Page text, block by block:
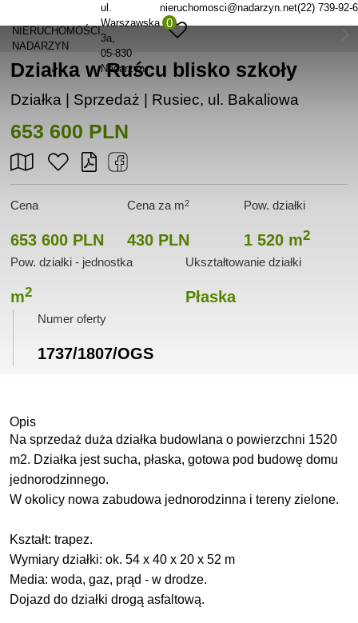
NIERUCHOMOŚCI
NADARZYN
ul.
Warszawska
3a
05-830
Nadarzyn
nieruchomosci@nadarzyn.net(22) 739-92-
0
Działka w Ruścu blisko szkoły
Działka | Sprzedaż | Rusiec, ul. Bakaliowa
653 600 PLN
Cena
653 600 PLN
Cena za m2
430 PLN
Pow. działki
1 520 m2
Pow. działki - jednostka
m2
Ukształtowanie działki
Płaska
Numer oferty
1737/1807/OGS
Opis
Na sprzedaż duża działka budowlana o powierzchni 1520
m2. Działka jest sucha, płaska, gotowa pod budowę domu
jednorodzinnego.
W okolicy nowa zabudowa jednorodzinna i tereny zielone.
Kształt: trapez.
Wymiary działki: ok. 54 x 40 x 20 x 52 m
Media: woda, gaz, prąd - w drodze.
Dojazd do działki drogą asfaltową.